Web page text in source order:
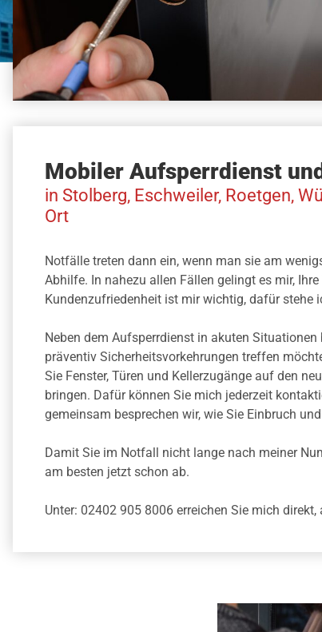
Mobiler Aufsperrdienst
in Stolberg, Eschweiler, Roetgen,
Ort
Notfälle treten dann ein, wenn man sie am
Abhilfe. In nahezu allen Fällen gelingt es mir,
Kundenzufriedenheit ist mir wichtig, dafür stehe
Neben dem Aufsperrdienst in akuten Situationen
präventiv Sicherheitsvorkehrungen treffen
Sie Fenster, Türen und Kellerzugänge auf den
bringen. Dafür können Sie mich jederzeit
gemeinsam besprechen wir, wie Sie Einbruch
Damit Sie im Notfall nicht lange nach meiner
am besten jetzt schon ab.
Unter: 02402 905 8006 erreichen Sie mich